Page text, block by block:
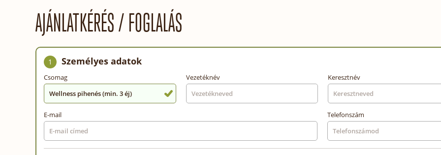
AJÁNLATKÉRÉS / FOGLALÁS
1 Személyes adatok
Csomag
Wellness pihenés (min. 3 éj)
Vezetéknév Keresztnév
E-mail Telefonszám